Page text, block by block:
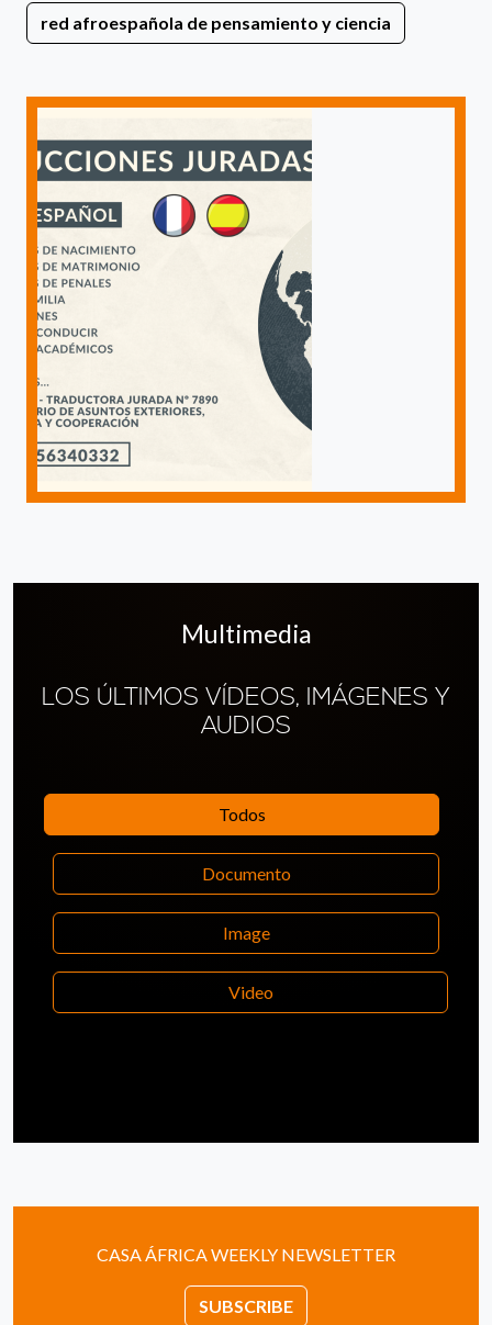
red afroespañola de pensamiento y ciencia
Multimedia
LOS ÚLTIMOS VÍDEOS, IMÁGENES Y
AUDIOS
Todos
Documento
Image
Video
CASA ÁFRICA WEEKLY NEWSLETTER
SUBSCRIBE